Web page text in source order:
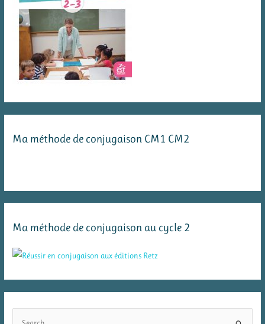
Ma méthode de conjugaison CM1 CM2
Ma méthode de conjugaison au cycle 2